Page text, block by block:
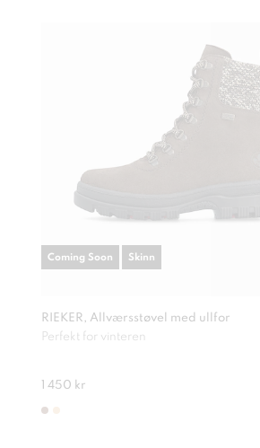
RIEKER, Allværsstøvel med ullfor
Perfekt for vinteren
1 450 kr
Coming Soon Skinn